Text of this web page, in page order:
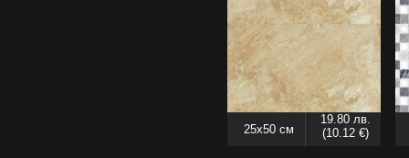
25x50 см
19.80 лв.
(10.12 €)